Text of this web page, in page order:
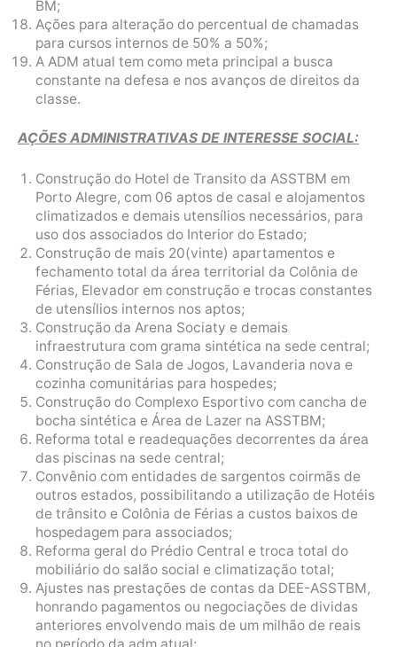
BM;
Ações para alteração do percentual de chamadas
para cursos internos de 50% a 50%;
A ADM atual tem como meta principal a busca
constante na defesa e nos avanços de direitos da
classe.
AÇÕES ADMINISTRATIVAS DE INTERESSE SOCIAL:
Construção do Hotel de Transito da ASSTBM em
Porto Alegre, com 06 aptos de casal e alojamentos
climatizados e demais utensílios necessários, para
uso dos associados do Interior do Estado;
Construção de mais 20(vinte) apartamentos e
fechamento total da área territorial da Colônia de
Férias, Elevador em construção e trocas constantes
de utensílios internos nos aptos;
Construção da Arena Sociaty e demais
infraestrutura com grama sintética na sede central;
Construção de Sala de Jogos, Lavanderia nova e
cozinha comunitárias para hospedes;
Construção do Complexo Esportivo com cancha de
bocha sintética e Área de Lazer na ASSTBM;
Reforma total e readequações decorrentes da área
das piscinas na sede central;
Convênio com entidades de sargentos coirmãs de
outros estados, possibilitando a utilização de Hotéis
de trânsito e Colônia de Férias a custos baixos de
hospedagem para associados;
Reforma geral do Prédio Central e troca total do
mobiliário do salão social e climatização total;
Ajustes nas prestações de contas da DEE-ASSTBM,
honrando pagamentos ou negociações de dividas
anteriores envolvendo mais de um milhão de reais
no período da adm atual;